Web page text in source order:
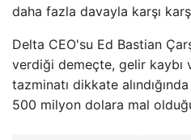
daha fazla davayla karşı
Delta CEO'su Ed Bastian
verdiği demeçte, gelir kaybı
tazminatı dikkate
500 milyon dolara mal